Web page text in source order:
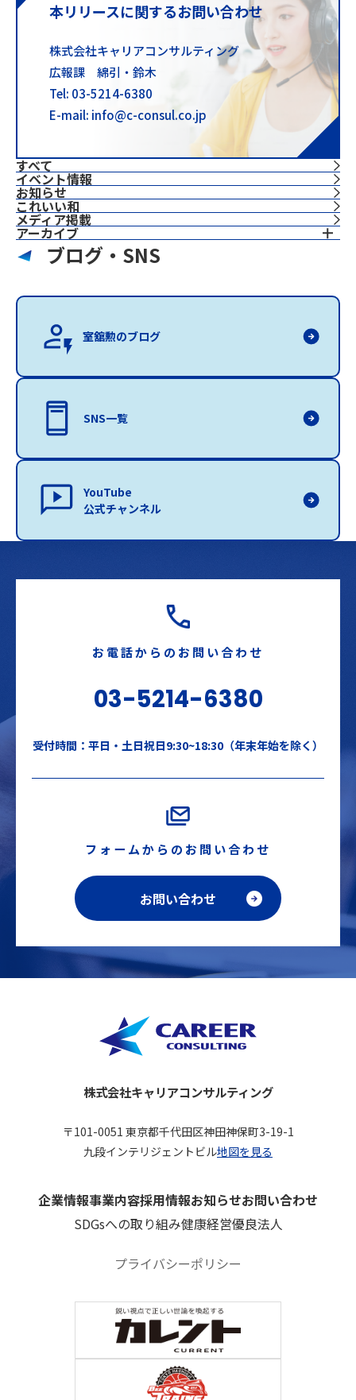
すべて
イベント情報
お知らせ
これいい和
⁨⁩メディア掲載
アーカイブ
本リリースに関するお問い合わせ
株式会社キャリアコンサルティング
広報課 綿引・鈴木
Tel: 03-5214-6380
E-mail: info@c-consul.co.jp
ブログ・SNS
室舘勲のブログ
SNS一覧
YouTube
公式チャンネル
お電話からのお問い合わせ
03-5214-6380
受付時間：平日・土日祝日9:30~18:30（年末年始を除く）
フォームからのお問い合わせ
お問い合わせ
株式会社キャリアコンサルティング
〒101-0051 東京都千代田区神田神保町3-19-1
九段インテリジェントビル地図を見る
企業情報事業内容採用情報お知らせお問い合わせ
SDGsへの取り組み健康経営優良法人
プライバシーポリシー